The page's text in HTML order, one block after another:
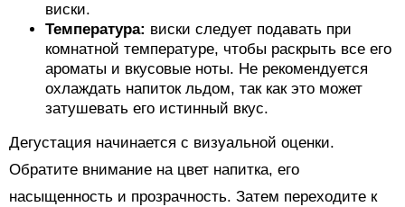
виски.
Температура: виски следует подавать при
комнатной температуре, чтобы раскрыть все его
ароматы и вкусовые ноты. Не рекомендуется
охлаждать напиток льдом, так как это может
затушевать его истинный вкус.
Дегустация начинается с визуальной оценки.
Обратите внимание на цвет напитка, его
насыщенность и прозрачность. Затем переходите к